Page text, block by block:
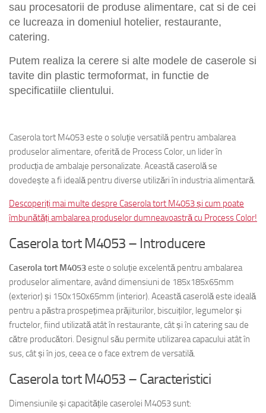
sau procesatorii de produse alimentare, cat si de cei
ce lucreaza in domeniul hotelier, restaurante,
catering.
Putem realiza la cerere si alte modele de caserole si
tavite din plastic termoformat, in functie de
specificatiile clientului.
Caserola tort M4053 este o soluție versatilă pentru ambalarea
produselor alimentare, oferită de Process Color, un lider în
producția de ambalaje personalizate. Această caserolă se
dovedește a fi ideală pentru diverse utilizări în industria alimentară.
Descoperiți mai multe despre Caserola tort M4053 și cum poate
îmbunătăți ambalarea produselor dumneavoastră cu Process Color!
Caserola tort M4053 – Introducere
Caserola tort M4053este o soluție excelentă pentru ambalarea
produselor alimentare, având dimensiuni de 185x185x65mm
(exterior) și 150x150x65mm (interior). Această caserolă este ideală
pentru a păstra prospețimea prăjiturilor, biscuiților, legumelor și
fructelor, fiind utilizată atât în restaurante, cât și în catering sau de
către producători. Designul său permite utilizarea capacului atât în
sus, cât și în jos, ceea ce o face extrem de versatilă.
Caserola tort M4053 – Caracteristici
Dimensiunile și capacitățile caserolei M4053 sunt: